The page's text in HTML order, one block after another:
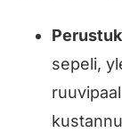
sepeli,